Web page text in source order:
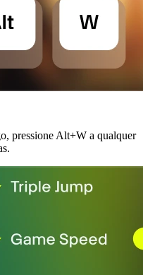
pressione Alt+W a qualquer